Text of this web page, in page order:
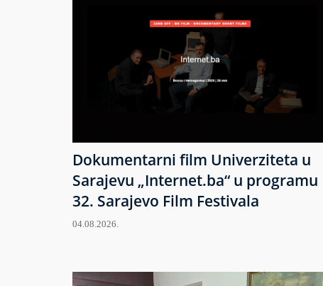
Dokumentarni film Univerziteta u
Sarajevu „Internet.ba“ u programu
32. Sarajevo Film Festivala
04.08.2026.